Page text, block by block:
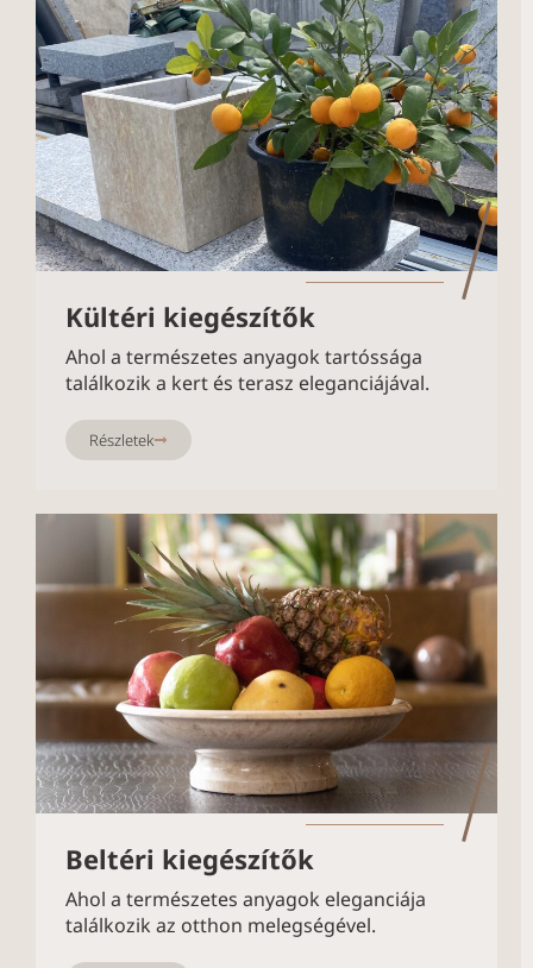
Kültéri kiegészítők
Ahol a természetes anyagok tartóssága
találkozik a kert és terasz eleganciájával.
Részletek
Beltéri kiegészítők
Ahol a természetes anyagok eleganciája
találkozik az otthon melegségével.